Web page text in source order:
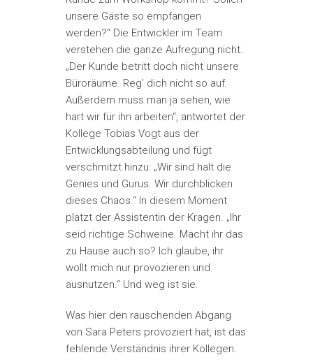
unsere Gäste so empfangen
werden?“ Die Entwickler im Team
verstehen die ganze Aufregung nicht.
„Der Kunde betritt doch nicht unsere
Büroräume. Reg’ dich nicht so auf.
Außerdem muss man ja sehen, wie
hart wir für ihn arbeiten“, antwortet der
Kollege Tobias Vogt aus der
Entwicklungsabteilung und fügt
verschmitzt hinzu: „Wir sind halt die
Genies und Gurus. Wir durchblicken
dieses Chaos.“ In diesem Moment
platzt der Assistentin der Kragen. „Ihr
seid richtige Schweine. Macht ihr das
zu Hause auch so? Ich glaube, ihr
wollt mich nur provozieren und
ausnutzen.“ Und weg ist sie.
Was hier den rauschenden Abgang
von Sara Peters provoziert hat, ist das
fehlende Verständnis ihrer Kollegen.